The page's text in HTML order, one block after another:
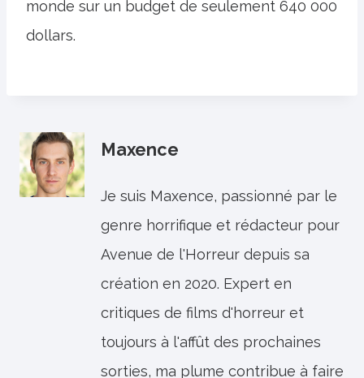
monde sur un budget de seulement 640 000
dollars.
Maxence
Je suis Maxence, passionné par le
genre horrifique et rédacteur pour
Avenue de l'Horreur depuis sa
création en 2020. Expert en
critiques de films d'horreur et
toujours à l'affût des prochaines
sorties, ma plume contribue à faire